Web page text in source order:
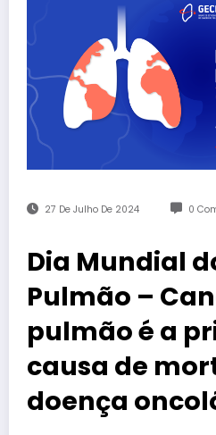
27 De Julho De 2024 0
Dia Mundial
Pulmão –
pulmão é a
causa de
doença